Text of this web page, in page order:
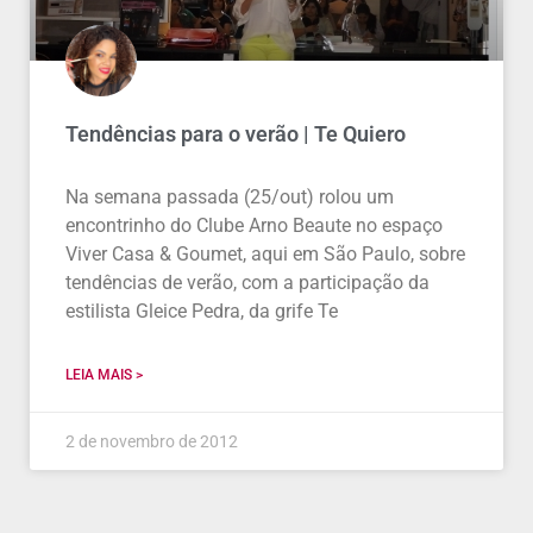
Tendências para o verão | Te Quiero
Na semana passada (25/out) rolou um
encontrinho do Clube Arno Beaute no espaço
Viver Casa & Goumet, aqui em São Paulo, sobre
tendências de verão, com a participação da
estilista Gleice Pedra, da grife Te
LEIA MAIS >
2 de novembro de 2012